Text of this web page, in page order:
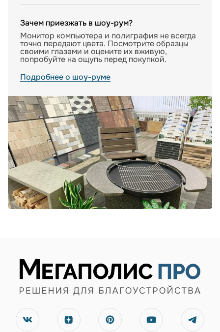
Зачем приезжать в шоу-рум?
Монитор компьютера и полиграфия не всегда
точно передают цвета. Посмотрите образцы
своими глазами и оцените их вживую,
попробуйте на ощупь перед покупкой.
Подробнее о шоу-руме